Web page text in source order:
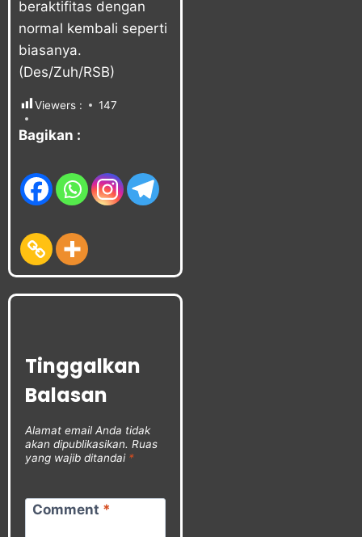
beraktifitas dengan
normal kembali seperti
biasanya.
(Des/Zuh/RSB)
Viewers : 147
Bagikan :
Tinggalkan
Balasan
Alamat email Anda tidak
akan dipublikasikan. Ruas
yang wajib ditandai *
Comment *